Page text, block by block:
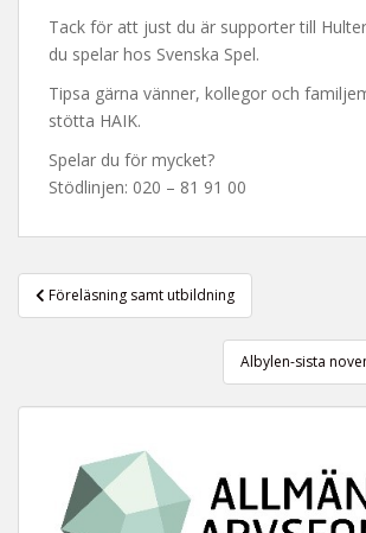
Tack för att just du är supporter till
du spelar hos Svenska Spel.
Tipsa gärna vänner, kollegor och
stötta HAIK.
Spelar du för mycket?
Stödlinjen: 020 – 81 91 00
Inläggsnavigering
Föreläsning samt utbildning
Albylen-sista